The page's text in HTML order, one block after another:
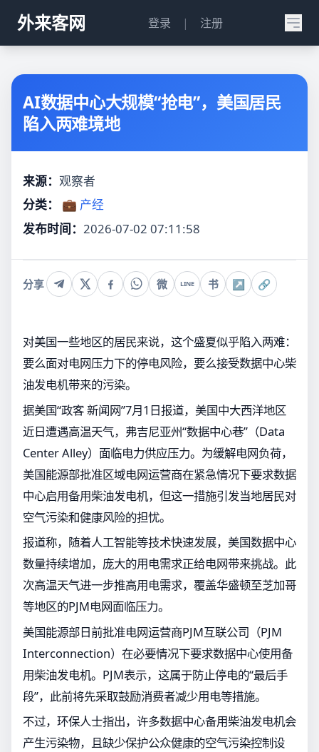
外来客网 登录 | 注册
AI数据中心大规模“抢电”，美国居民
陷入两难境地
来源： 观察者
分类：
💼 产经
发布时间： 2026-07-02 07:11:58
分享 微 LINE 书 ↗ 🔗
对美国一些地区的居民来说，这个盛夏似乎陷入两难：
要么面对电网压力下的停电风险，要么接受数据中心柴
油发电机带来的污染。
据美国“政客 新闻网”7月1日报道，美国中大西洋地区
近日遭遇高温天气，弗吉尼亚州“数据中心巷”（Data
Center Alley）面临电力供应压力。为缓解电网负荷，
美国能源部批准区域电网运营商在紧急情况下要求数据
中心启用备用柴油发电机，但这一措施引发当地居民对
空气污染和健康风险的担忧。
报道称，随着人工智能等技术快速发展，美国数据中心
数量持续增加，庞大的用电需求正给电网带来挑战。此
次高温天气进一步推高用电需求，覆盖华盛顿至芝加哥
等地区的PJM电网面临压力。
美国能源部日前批准电网运营商PJM互联公司（PJM
Interconnection）在必要情况下要求数据中心使用备
用柴油发电机。PJM表示，这属于防止停电的“最后手
段”，此前将先采取鼓励消费者减少用电等措施。
不过，环保人士指出，许多数据中心备用柴油发电机会
产生污染物，且缺少保护公众健康的空气污染控制设